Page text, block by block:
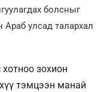
болсныг
Араб улсад талархал
зохион
тэмцээн манай